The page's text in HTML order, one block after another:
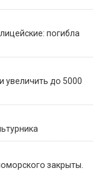
погибла
увеличить до 5000
закрыты.